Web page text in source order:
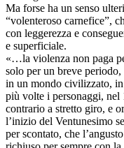
Ma forse ha un senso
“volenteroso carnefice”,
con leggerezza e
e superficiale.
«…la violenza non paga
solo per un breve
in un mondo civilizzato,
più volte i personaggi,
contrario a stretto giro, e
l’inizio del Ventunesimo
per scontato, che